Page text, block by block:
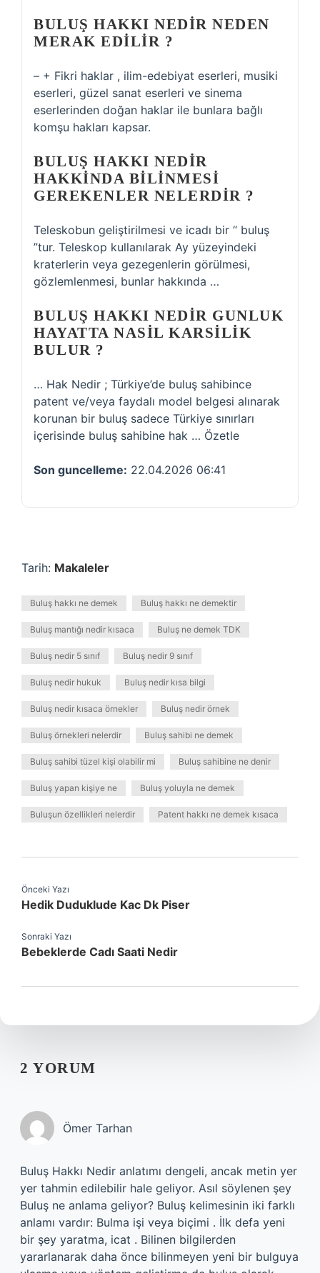
BULUŞ HAKKI NEDIR NEDEN
MERAK EDILIR ?
– + Fikri haklar , ilim-edebiyat eserleri, musiki
eserleri, güzel sanat eserleri ve sinema
eserlerinden doğan haklar ile bunlara bağlı
komşu hakları kapsar.
BULUŞ HAKKI NEDIR
HAKKINDA BILINMESI
GEREKENLER NELERDIR ?
Teleskobun geliştirilmesi ve icadı bir “ buluş
”tur. Teleskop kullanılarak Ay yüzeyindeki
kraterlerin veya gezegenlerin görülmesi,
gözlemlenmesi, bunlar hakkında …
BULUŞ HAKKI NEDIR GUNLUK
HAYATTA NASIL KARSILIK
BULUR ?
… Hak Nedir ; Türkiye’de buluş sahibince
patent ve/veya faydalı model belgesi alınarak
korunan bir buluş sadece Türkiye sınırları
içerisinde buluş sahibine hak … Özetle
Son guncelleme: 22.04.2026 06:41
Tarih: Makaleler
Buluş hakkı ne demek Buluş hakkı ne demektir
Buluş mantığı nedir kısaca Buluş ne demek TDK
Buluş nedir 5 sınıf Buluş nedir 9 sınıf
Buluş nedir hukuk Buluş nedir kısa bilgi
Buluş nedir kısaca örnekler Buluş nedir örnek
Buluş örnekleri nelerdir Buluş sahibi ne demek
Buluş sahibi tüzel kişi olabilir mi Buluş sahibine ne denir
Buluş yapan kişiye ne Buluş yoluyla ne demek
Buluşun özellikleri nelerdir Patent hakkı ne demek kısaca
Önceki Yazı
Hedik Duduklude Kac Dk Piser
Sonraki Yazı
Bebeklerde Cadı Saati Nedir
2 YORUM
Ömer Tarhan
Buluş Hakkı Nedir anlatımı dengeli, ancak metin yer
yer tahmin edilebilir hale geliyor. Asıl söylenen şey
Buluş ne anlama geliyor? Buluş kelimesinin iki farklı
anlamı vardır: Bulma işi veya biçimi . İlk defa yeni
bir şey yaratma, icat . Bilinen bilgilerden
yararlanarak daha önce bilinmeyen yeni bir bulguya